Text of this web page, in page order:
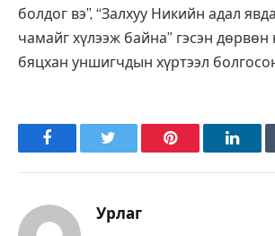
болдог вэ”, “Залхуу Никийн адал
чамайг хүлээж байна” гэсэн
бяцхан уншигчдын хүртээл
FacebookTwitter Pinterest
Урлаг